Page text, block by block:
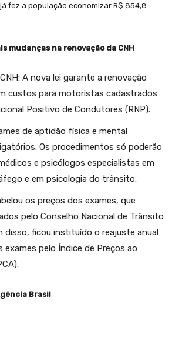
fez a população economizar R$ 854,8
mudanças na renovação da CNH
A nova lei garante a renovação
custos para motoristas cadastrados
Positivo de Condutores (RNP).
de aptidão física e mental
Os procedimentos só poderão
e psicólogos especialistas em
e em psicologia do trânsito.
os preços dos exames, que
pelo Conselho Nacional de Trânsito
disso, ficou instituído o reajuste anual
exames pelo Índice de Preços ao
Brasil